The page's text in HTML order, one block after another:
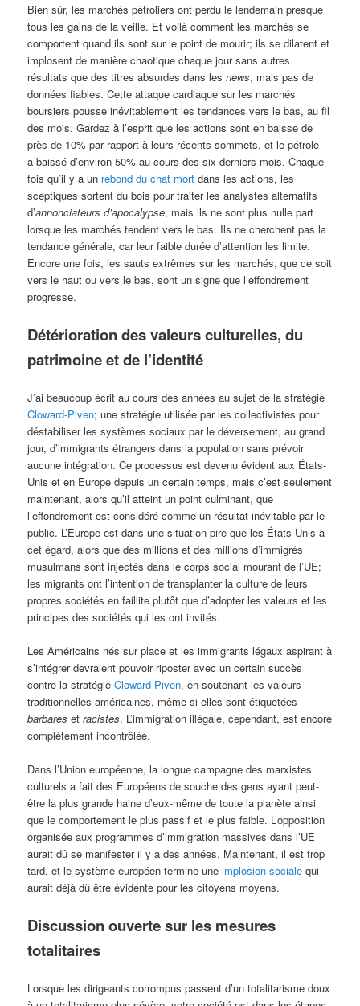
Bien sûr, les marchés pétroliers ont perdu le lendemain presque
tous les gains de la veille. Et voilà comment les marchés se
comportent quand ils sont sur le point de mourir; ils se dilatent et
implosent de manière chaotique chaque jour sans autres
résultats que des titres absurdes dans lesnews, mais pas de
données fiables. Cette attaque cardiaque sur les marchés
boursiers pousse inévitablement les tendances vers le bas, au fil
des mois. Gardez à l’esprit que les actions sont en baisse de
près de 10% par rapport à leurs récents sommets, et le pétrole
a baissé d’environ 50% au cours des six derniers mois. Chaque
fois qu’il y a un rebond du chat mort dans les actions, les
sceptiques sortent du bois pour traiter les analystes alternatifs
d’annonciateurs d’apocalypse, mais ils ne sont plus nulle part
lorsque les marchés tendent vers le bas. Ils ne cherchent pas la
tendance générale, car leur faible durée d’attention les limite.
Encore une fois, les sauts extrêmes sur les marchés, que ce soit
vers le haut ou vers le bas, sont un signe que l’effondrement
progresse.
Détérioration des valeurs culturelles, du
patrimoine et de l’identité
J’ai beaucoup écrit au cours des années au sujet de la stratégie
Cloward-Piven; une stratégie utilisée par les collectivistes pour
déstabiliser les systèmes sociaux par le déversement, au grand
jour, d’immigrants étrangers dans la population sans prévoir
aucune intégration. Ce processus est devenu évident aux États-
Unis et en Europe depuis un certain temps, mais c’est seulement
maintenant, alors qu’il atteint un point culminant, que
l’effondrement est considéré comme un résultat inévitable par le
public. L’Europe est dans une situation pire que les États-Unis à
cet égard, alors que des millions et des millions d’immigrés
musulmans sont injectés dans le corps social mourant de l’UE;
les migrants ont l’intention de transplanter la culture de leurs
propres sociétés en faillite plutôt que d’adopter les valeurs et les
principes des sociétés qui les ont invités.
Les Américains nés sur place et les immigrants légaux aspirant à
s’intégrer devraient pouvoir riposter avec un certain succès
contre la stratégieCloward-Piven, en soutenant les valeurs
traditionnelles américaines, même si elles sont étiquetées
barbares etracistes. L’immigration illégale, cependant, est encore
complètement incontrôlée.
Dans l’Union européenne, la longue campagne des marxistes
culturels a fait des Européens de souche des gens ayant peut-
être la plus grande haine d’eux-même de toute la planète ainsi
que le comportement le plus passif et le plus faible. L’opposition
organisée aux programmes d’immigration massives dans l’UE
aurait dû se manifester il y a des années. Maintenant, il est trop
tard, et le système européen termine uneimplosion sociale qui
aurait déjà dû être évidente pour les citoyens moyens.
Discussion ouverte sur les mesures
totalitaires
Lorsque les dirigeants corrompus passent d’un totalitarisme doux